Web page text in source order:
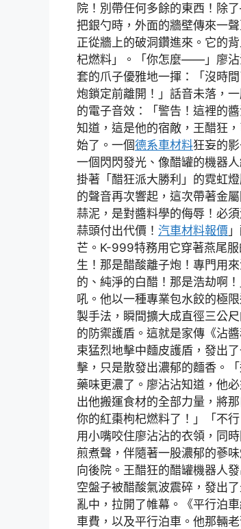
院！別帶任何多餘的東西！除
把銀勺時，外面的牆壁傳來一
正從牆上的破洞鑽進來。它的
杞燃料」。「你怎麼——」廖沾
套的爪子優雅地一揮：「沒時
炮鎖定前離開！」話音未落，
的電子音效：「警告！這裡的
知道，這是他的宿敵，王醋狂
始了。一個德系車材料狂妄的
一個閃閃發光、像醋罐的機器
掛著「醋狂派大勝利」的霓虹
的聲音再次響起，這次帶著金
蒜泥，是對醬料學的侮辱！必
蒜頭付出代價！ 汽車材料報價
芒。K-999特務用它穿著燕尾
生！那是醋酸離子炮！專門用
的、純淨的白醋！那是浩劫啊
吼。他以一種專業包水餃的極
製手法，瞬間擴大成直徑三公
的防禦護盾。這就是家傳《沾
束猛烈地擊中麵皮護盾，發出
擊，只是散發出濃郁的麵香。
藥味更濃了。廖沾沾知道，他
出他搬運食材的全部力量，將
你的紅棗枸杞燃料了！」「不
用小嘴咬住廖沾沾的衣領，同
煎煮聲，伴隨著一股濃郁的蔘
向後院。王醋狂的醋罐機器人
空盤子被醋酸氣波震碎，發出
亂中，拉開了帷幕。《平行泊
車費，以及平行泊車。他那輛